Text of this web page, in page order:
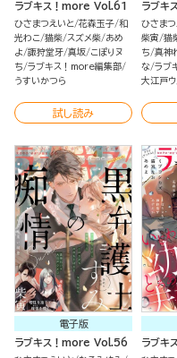
ラブキス！more Vol.61
ひさまつえいと 花森玉子 和
光わこ 猫柴 スズメ柴 あめ
よ 諏狩堂牙 真坂 こぽりヌ
ち ラブキス！more編集部
うすいかつら
試し読み
ラブキ
ひさまつ
柴寅 猫
ち 真神
な ラブ
大江戸ウ
電子版
ラブキス！more Vol.56
ラブキ